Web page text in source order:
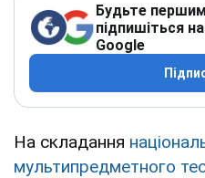
Будьте
підпишіться
Google
На складання
мультипредметного